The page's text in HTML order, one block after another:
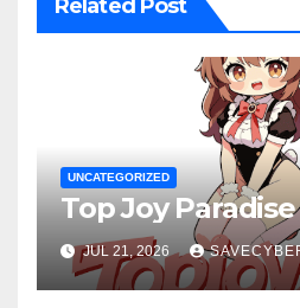
Related Post
UNCATEGORIZED
Top Joy Paradise
JUL 21, 2026